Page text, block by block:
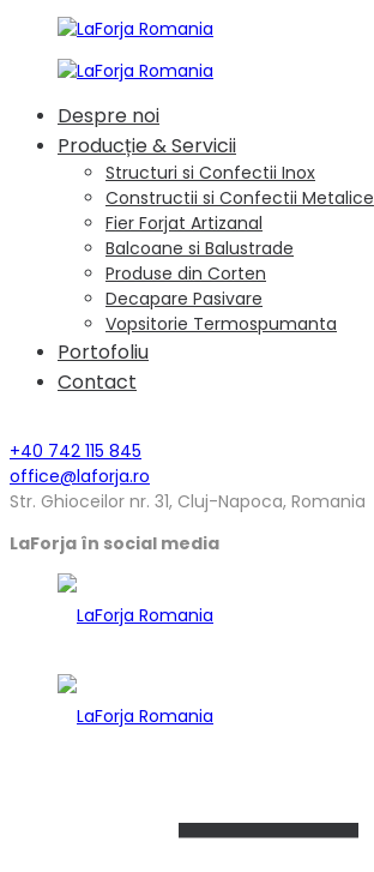
Despre noi
Producție & Servicii
Structuri si Confectii Inox
Constructii si Confectii Metalice
Fier Forjat Artizanal
Balcoane si Balustrade
Produse din Corten
Decapare Pasivare
Vopsitorie Termospumanta
Portofoliu
Contact
+40 742 115 845
office@laforja.ro
Str. Ghioceilor nr. 31, Cluj-Napoca, Romania
LaForja în social media